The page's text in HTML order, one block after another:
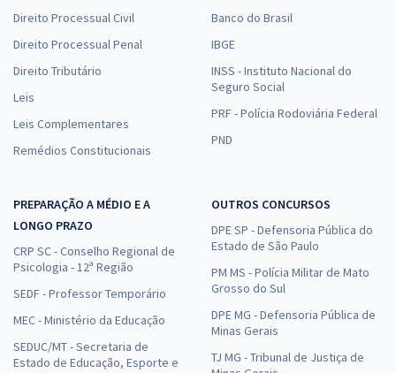
Direito Processual Civil
Direito Processual Penal
Direito Tributário
Leis
Leis Complementares
Remédios Constitucionais
Banco do Brasil
IBGE
INSS - Instituto Nacional do
Seguro Social
PRF - Polícia Rodoviária Federal
PND
PREPARAÇÃO A MÉDIO E A
LONGO PRAZO
CRP SC - Conselho Regional de
Psicologia - 12ª Região
SEDF - Professor Temporário
MEC - Ministério da Educação
SEDUC/MT - Secretaria de
Estado de Educação, Esporte e
OUTROS CONCURSOS
DPE SP - Defensoria Pública do
Estado de São Paulo
PM MS - Polícia Militar de Mato
Grosso do Sul
DPE MG - Defensoria Pública de
Minas Gerais
TJ MG - Tribunal de Justiça de